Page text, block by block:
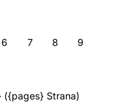
6 7 8 9
Strana)